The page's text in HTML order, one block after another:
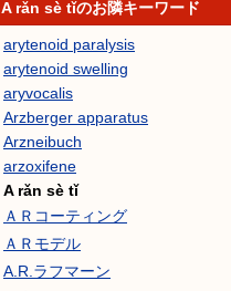
A rǎn sè tǐのお隣キーワード
arytenoid paralysis
arytenoid swelling
aryvocalis
Arzberger apparatus
Arzneibuch
arzoxifene
A rǎn sè tǐ
ＡＲコーティング
ＡＲモデル
A.R.ラフマーン